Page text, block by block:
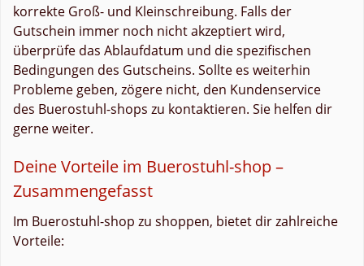
korrekte Groß- und Kleinschreibung. Falls der
Gutschein immer noch nicht akzeptiert wird,
überprüfe das Ablaufdatum und die spezifischen
Bedingungen des Gutscheins. Sollte es weiterhin
Probleme geben, zögere nicht, den Kundenservice
des Buerostuhl-shops zu kontaktieren. Sie helfen dir
gerne weiter.
Deine Vorteile im Buerostuhl-shop –
Zusammengefasst
Im Buerostuhl-shop zu shoppen, bietet dir zahlreiche
Vorteile: